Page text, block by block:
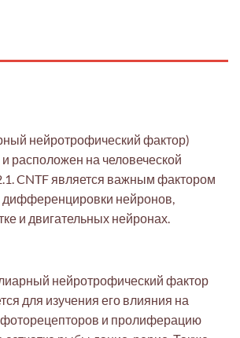
нейротрофический фактор)
и расположен на человеческой
CNTF является важным фактором
нейронов,
и двигательных нейронах.
нейротрофический фактор
для изучения его влияния на
и пролиферацию